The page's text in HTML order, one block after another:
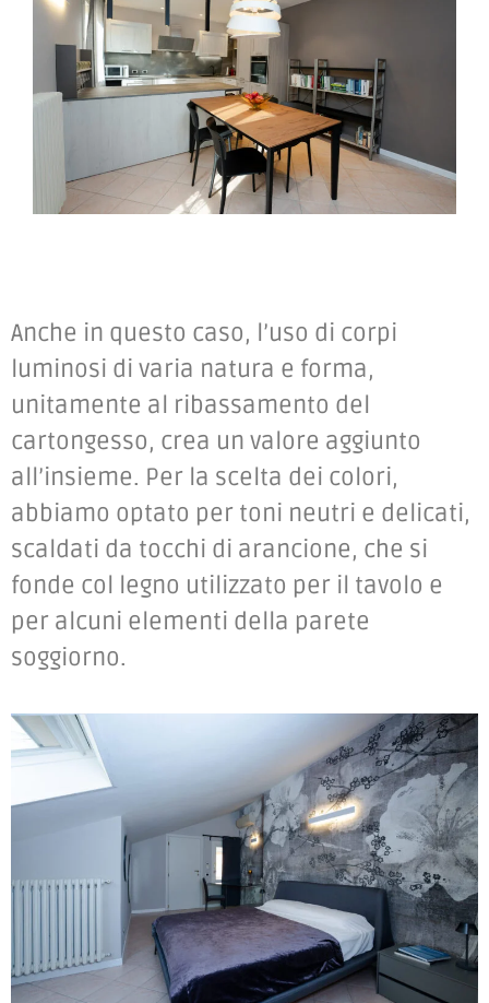
Anche in questo caso, l’uso di corpi
luminosi di varia natura e forma,
unitamente al ribassamento del
cartongesso, crea un valore aggiunto
all’insieme. Per la scelta dei colori,
abbiamo optato per toni neutri e delicati,
scaldati da tocchi di arancione, che si
fonde col legno utilizzato per il tavolo e
per alcuni elementi della parete
soggiorno.